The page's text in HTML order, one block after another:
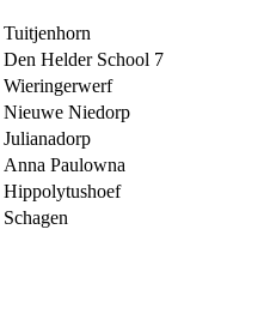
Tuitjenhorn
Den Helder School 7
Wieringerwerf
Nieuwe Niedorp
Julianadorp
Anna Paulowna
Hippolytushoef
Schagen